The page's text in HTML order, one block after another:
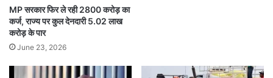
MP सरकार फिर ले रही 2800 करोड़ का
कर्ज, राज्य पर कुल देनदारी 5.02 लाख
करोड़ के पार
June 23, 2026